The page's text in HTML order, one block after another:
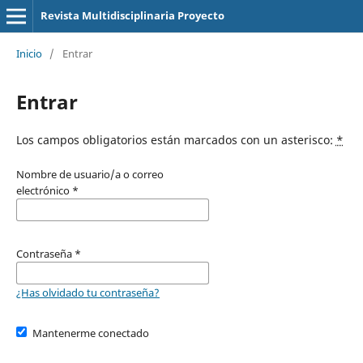
Revista Multidisciplinaria Proyecto
Inicio / Entrar
Entrar
Los campos obligatorios están marcados con un asterisco: *
Nombre de usuario/a o correo
electrónico *
Contraseña *
¿Has olvidado tu contraseña?
Mantenerme conectado